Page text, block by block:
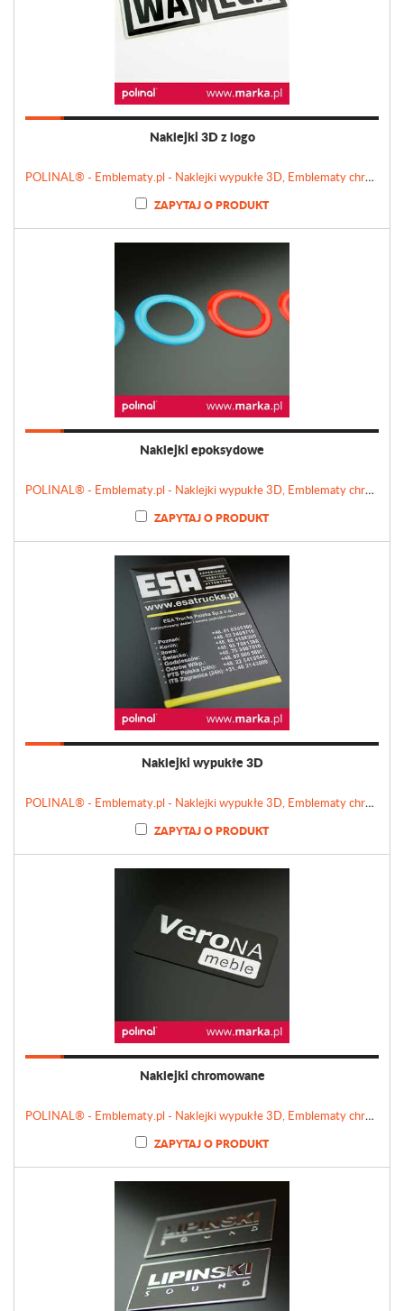
Naklejki 3D z logo
POLINAL® - Emblematy.pl - Naklejki wypukłe 3D, Emblematy chromowane, Tabliczki, Etykiety
ZAPYTAJ O PRODUKT
Naklejki epoksydowe
POLINAL® - Emblematy.pl - Naklejki wypukłe 3D, Emblematy chromowane, Tabliczki, Etykiety
ZAPYTAJ O PRODUKT
Naklejki wypukłe 3D
POLINAL® - Emblematy.pl - Naklejki wypukłe 3D, Emblematy chromowane, Tabliczki, Etykiety
ZAPYTAJ O PRODUKT
Naklejki chromowane
POLINAL® - Emblematy.pl - Naklejki wypukłe 3D, Emblematy chromowane, Tabliczki, Etykiety
ZAPYTAJ O PRODUKT